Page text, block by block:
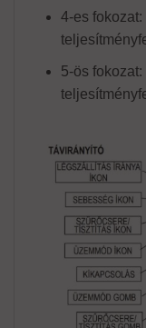
4-es
5-ös